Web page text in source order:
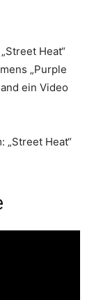
Heat“
„Purple
ein Video
„Street Heat“